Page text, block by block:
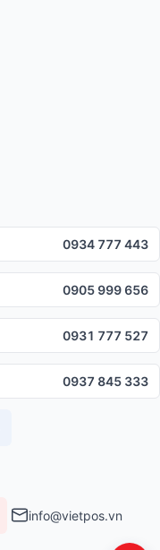
0934 777 443
0905 999 656
0931 777 527
0937 845 333
info@vietpos.vn